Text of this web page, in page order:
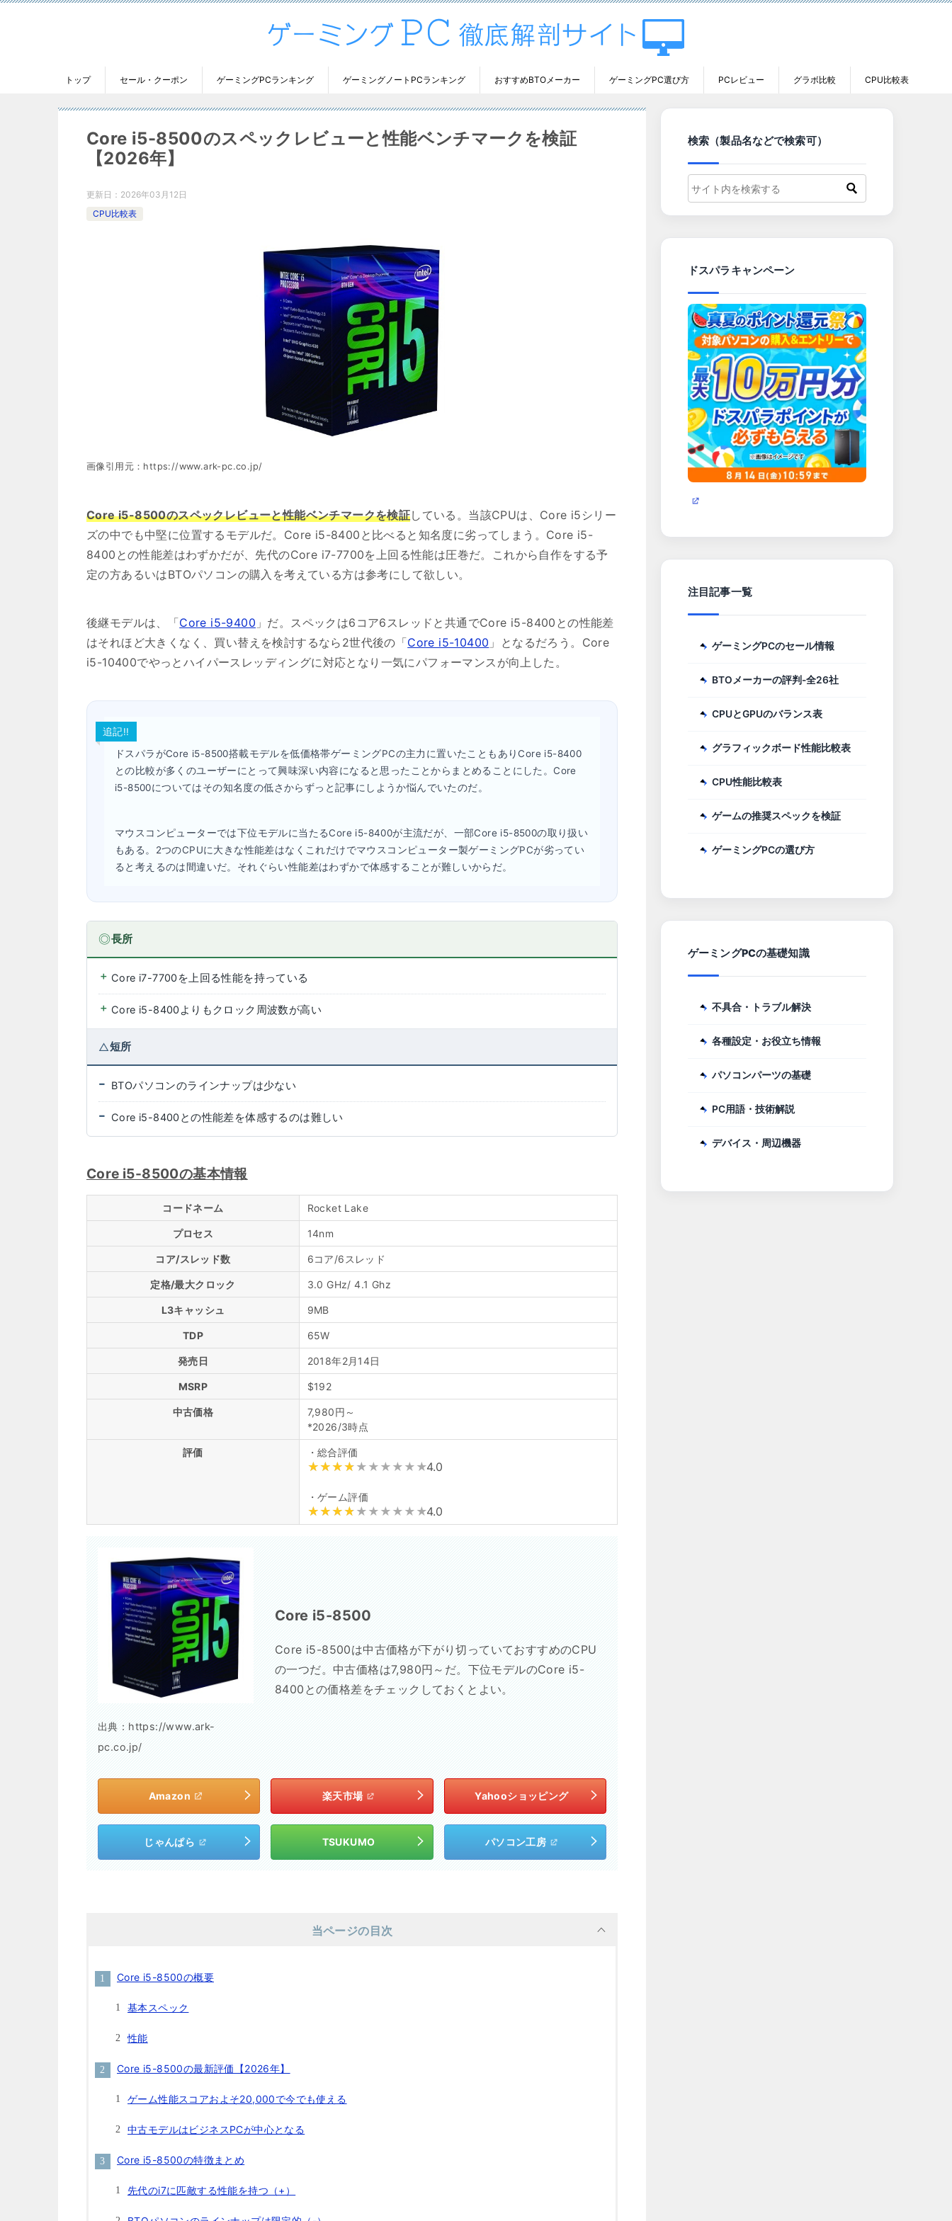
トップ セール・クーポン ゲーミングPCランキング ゲーミングノートPCランキング おすすめBTOメーカー ゲーミングPC選び方 PCレビュー グラボ比較 CPU比較表
Core i5-8500のスペックレビューと性能ベンチマークを検証
【2026年】
更新日： 2026年03月12日
CPU比較表
画像引用元：https://www.ark-pc.co.jp/
Core i5-8500のスペックレビューと性能ベンチマークを検証している。当該CPUは、Core i5シリー
ズの中でも中堅に位置するモデルだ。Core i5-8400と比べると知名度に劣ってしまう。Core i5-
8400との性能差はわずかだが、先代のCore i7-7700を上回る性能は圧巻だ。これから自作をする予
定の方あるいはBTOパソコンの購入を考えている方は参考にして欲しい。
後継モデルは、「Core i5-9400 」だ。スペックは6コア6スレッドと共通でCore i5-8400との性能差
はそれほど大きくなく、買い替えを検討するなら2世代後の「Core i5-10400 」となるだろう。Core
i5-10400でやっとハイパースレッディングに対応となり一気にパフォーマンスが向上した。
追記!!
ドスパラがCore i5-8500搭載モデルを低価格帯ゲーミングPCの主力に置いたこともありCore i5-8400
との比較が多くのユーザーにとって興味深い内容になると思ったことからまとめることにした。Core
i5-8500についてはその知名度の低さからずっと記事にしようか悩んでいたのだ。
マウスコンピューターでは下位モデルに当たるCore i5-8400が主流だが、一部Core i5-8500の取り扱い
もある。2つのCPUに大きな性能差はなくこれだけでマウスコンピューター製ゲーミングPCが劣ってい
ると考えるのは間違いだ。それぐらい性能差はわずかで体感することが難しいからだ。
長所
Core i7-7700を上回る性能を持っている
Core i5-8400よりもクロック周波数が高い
短所
BTOパソコンのラインナップは少ない
Core i5-8400との性能差を体感するのは難しい
Core i5-8500の基本情報
コードネーム Rocket Lake
プロセス 14nm
コア/スレッド数 6コア/6スレッド
定格/最大クロック 3.0 GHz/ 4.1 Ghz
L3キャッシュ 9MB
TDP 65W
発売日 2018年2月14日
MSRP $192
中古価格
7,980円～
*2026/3時点
評価 ・総合評価
4.0
・ゲーム評価
4.0
出典：https://www.ark-
pc.co.jp/
Core i5-8500
Core i5-8500は中古価格が下がり切っていておすすめのCPU
の一つだ。中古価格は7,980円～だ。下位モデルのCore i5-
8400との価格差をチェックしておくとよい。
Amazon 楽天市場 Yahooショッピング
じゃんぱら TSUKUMO パソコン工房
当ページの目次
Core i5-8500の概要
基本スペック
性能
Core i5-8500の最新評価【2026年】
ゲーム性能スコアおよそ20,000で今でも使える
中古モデルはビジネスPCが中心となる
Core i5-8500の特徴まとめ
先代のi7に匹敵する性能を持つ（+）
検索（製品名などで検索可）
ドスパラキャンペーン
注目記事一覧
ゲーミングPCのセール情報
BTOメーカーの評判-全26社
CPUとGPUのバランス表
グラフィックボード性能比較表
CPU性能比較表
ゲームの推奨スペックを検証
ゲーミングPCの選び方
ゲーミングPCの基礎知識
不具合・トラブル解決
各種設定・お役立ち情報
パソコンパーツの基礎
PC用語・技術解説
デバイス・周辺機器